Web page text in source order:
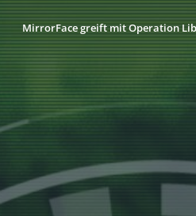
MirrorFace greift mit Operation